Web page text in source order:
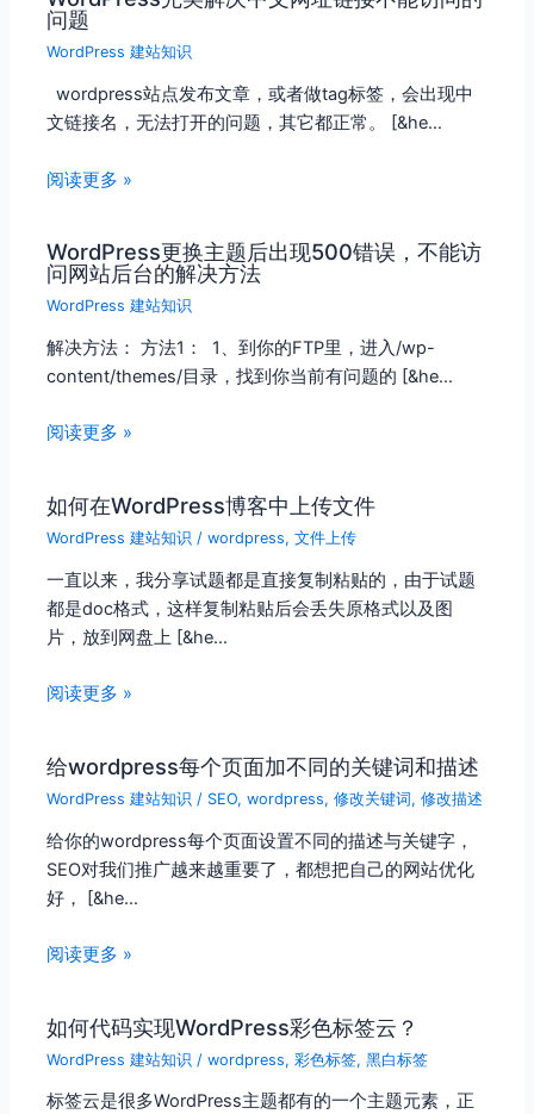
问题
WordPress 建站知识
wordpress站点发布文章，或者做tag标签，会出现中
文链接名，无法打开的问题，其它都正常。 [&he…
阅读更多 »
WordPress更换主题后出现500错误，不能访
问网站后台的解决方法
WordPress 建站知识
解决方法： 方法1： 1、到你的FTP里，进入/wp-
content/themes/目录，找到你当前有问题的 [&he…
阅读更多 »
如何在WordPress博客中上传文件
WordPress 建站知识 /wordpress,文件上传
一直以来，我分享试题都是直接复制粘贴的，由于试题
都是doc格式，这样复制粘贴后会丢失原格式以及图
片，放到网盘上 [&he…
阅读更多 »
给wordpress每个页面加不同的关键词和描述
WordPress 建站知识 / SEO,wordpress,修改关键词 ,修改描述
给你的wordpress每个页面设置不同的描述与关键字，
SEO对我们推广越来越重要了，都想把自己的网站优化
好， [&he…
阅读更多 »
如何代码实现WordPress彩色标签云？
WordPress 建站知识 /wordpress,彩色标签,黑白标签
标签云是很多WordPress主题都有的一个主题元素，正